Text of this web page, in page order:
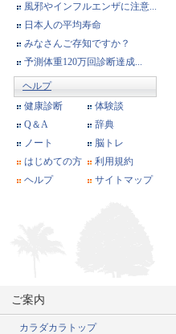
風邪やインフルエンザに注意...
日本人の平均寿命
みなさんご存知ですか？
予測体重120万回診断達成...
ヘルプ
健康診断
体験談
Q＆A
辞典
ノート
脳トレ
はじめての方
利用規約
ヘルプ
サイトマップ
ご案内
カラダカラトップ